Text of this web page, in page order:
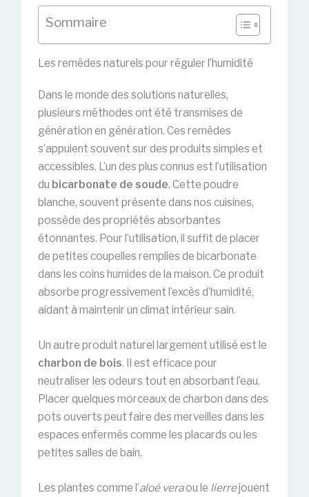
Sommaire
Les remèdes naturels pour réguler l’humidité
Dans le monde des solutions naturelles,
plusieurs méthodes ont été transmises de
génération en génération. Ces remèdes
s’appuient souvent sur des produits simples et
accessibles. L’un des plus connus est l’utilisation
du bicarbonate de soude. Cette poudre
blanche, souvent présente dans nos cuisines,
possède des propriétés absorbantes
étonnantes. Pour l’utilisation, il suffit de placer
de petites coupelles remplies de bicarbonate
dans les coins humides de la maison. Ce produit
absorbe progressivement l’excès d’humidité,
aidant à maintenir un climat intérieur sain.
Un autre produit naturel largement utilisé est le
charbon de bois. Il est efficace pour
neutraliser les odeurs tout en absorbant l’eau.
Placer quelques morceaux de charbon dans des
pots ouverts peut faire des merveilles dans les
espaces enfermés comme les placards ou les
petites salles de bain.
Les plantes comme l’aloé veraou le lierrejouent